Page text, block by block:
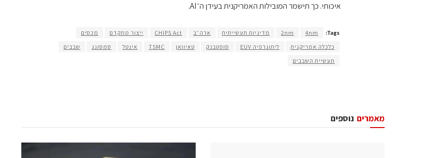
איכותי. כך תישמר המובילות האמריקנית בעידן ה־AI.
Tags:
4nm
2nm מדיניות תעשייתית ארה״ב CHIPS Act ייצור מתקדם
מכסים
כלכלה אמריקנית
ליתוגרפיה EUV סופטבנק טאיוואן TSMC אינטל סמסונג
שבבים
תעשיית השבבים
נוספים מאמרים